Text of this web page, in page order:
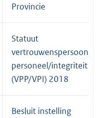
Provincie
Statuut
vertrouwenspersoon
personeel/integriteit
(VPP/VPI) 2018
Besluit instelling